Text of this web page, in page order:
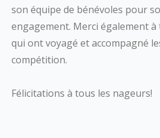
son équipe de bénévoles pour
engagement. Merci également
qui ont voyagé et accompagné
compétition.
Félicitations à tous les nageurs!